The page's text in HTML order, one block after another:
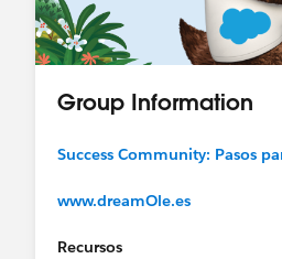
Group Information
Success Community: Pasos
www.dreamOle.es
Recursos